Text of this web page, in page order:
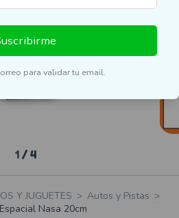
1 / 4
Y JUGUETES > Autos y Pistas >
Nasa 20cm
para validar tu email.